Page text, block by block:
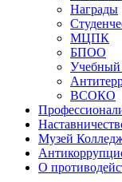
Награды
МЦПК
БПОО
ВСОКО
Музей
О